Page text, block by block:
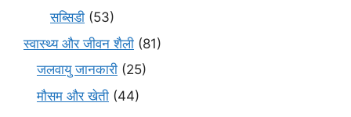
सब्सिडी (53)
स्वास्थ्य और जीवन शैली (81)
जलवायु जानकारी (25)
मौसम और खेती (44)